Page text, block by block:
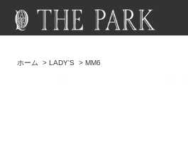
ホーム >LADY'S >MM6